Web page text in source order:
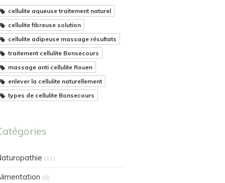
cellulite aqueuse traitement naturel
cellulite fibreuse solution
cellulite adipeuse massage résultats
traitement cellulite Bonsecours
massage anti cellulite Rouen
enlever la cellulite naturellement
types de cellulite Bonsecours
(11)
(8)